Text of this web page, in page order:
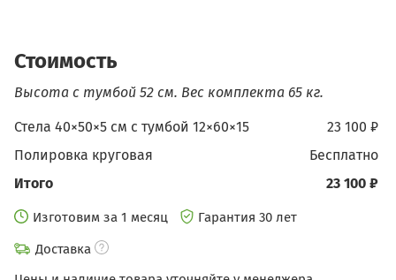
Стоимость
Высота с тумбой 52 см. Вес комплекта 65 кг.
23 100 ₽
Стела 40×50×5 см c тумбой 12×60×15
бесплатно
Полировка круговая
23 100 ₽
Итого
Изготовим за 1 месяц
Гарантия 30 лет
Доставка